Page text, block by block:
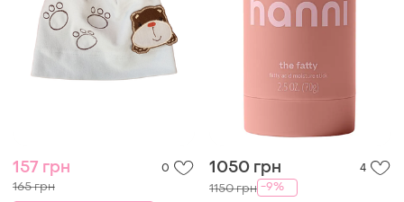
157 грн 0
165 грн
1050 грн 4
1150 грн -9%